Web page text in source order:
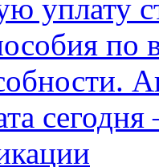
уплату
по